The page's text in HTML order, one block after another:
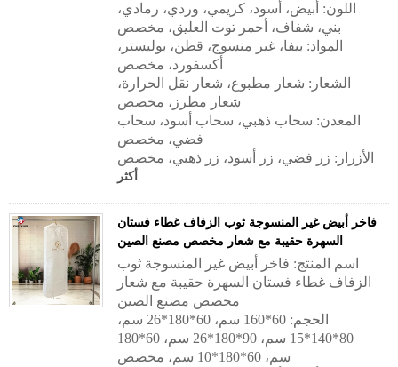
اللون: أبيض، أسود، كريمي، وردي، رمادي،
بني، شفاف، أحمر توت العليق، مخصص
المواد: بيفا، غير منسوج، قطن، بوليستر،
أكسفورد، مخصص
الشعار: شعار مطبوع، شعار نقل الحرارة،
شعار مطرز، مخصص
المعدن: سحاب ذهبي، سحاب أسود، سحاب
فضي، مخصص
الأزرار: زر فضي، زر أسود، زر ذهبي، مخصص
أكثر
فاخر أبيض غير المنسوجة ثوب الزفاف غطاء فستان
السهرة حقيبة مع شعار مخصص مصنع الصين
اسم المنتج: فاخر أبيض غير المنسوجة ثوب
الزفاف غطاء فستان السهرة حقيبة مع شعار
مخصص مصنع الصين
الحجم: 60*160 سم، 60*180*26 سم،
80*140*15 سم، 90*180*26 سم، 60*180
سم، 60*180*10 سم، مخصص